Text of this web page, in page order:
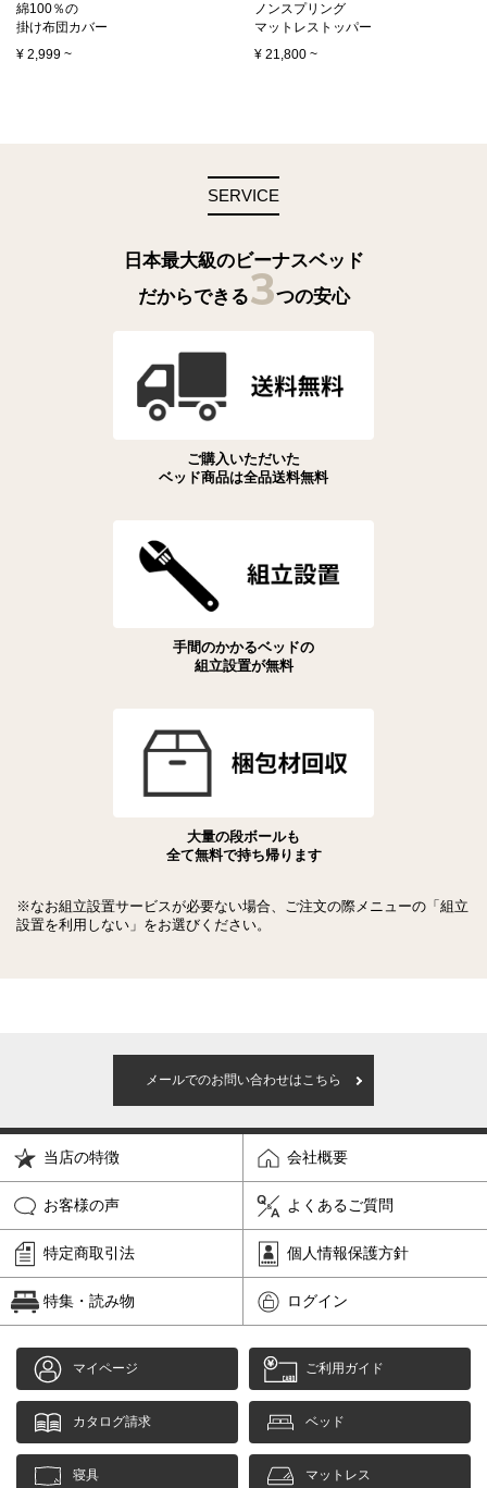
綿100％の
掛け布団カバー
¥ 2,999 ~
ノンスプリング
マットレストッパー
¥ 21,800 ~
SERVICE
日本最大級のビーナスベッド
だからできる3つの安心
ご購入いただいた
ベッド商品は全品送料無料
手間のかかるベッドの
組立設置が無料
大量の段ボールも
全て無料で持ち帰ります
※なお組立設置サービスが必要ない場合、ご注文の際メニューの「組立
設置を利用しない」をお選びください。
メールでのお問い合わせはこちら
当店の特徴 会社概要
お客様の声 よくあるご質問
特定商取引法 個人情報保護方針
特集・読み物 ログイン
マイページ ご利用ガイド
カタログ請求 ベッド
寝具 マットレス